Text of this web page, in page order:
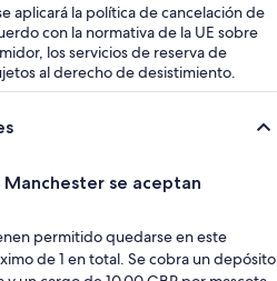
aplicará la política de cancelación de
con la normativa de la UE sobre
los servicios de reserva de
al derecho de desistimiento.
se aceptan
permitido quedarse en este
de 1 en total. Se cobra un depósito